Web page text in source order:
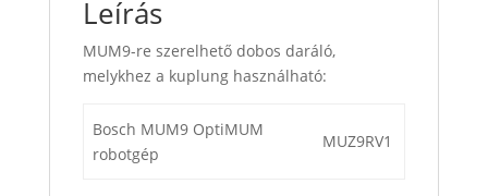
Leírás
MUM9-re szerelhető dobos daráló,
melykhez a kuplung használható:
Bosch MUM9 OptiMUM
robotgép
MUZ9RV1